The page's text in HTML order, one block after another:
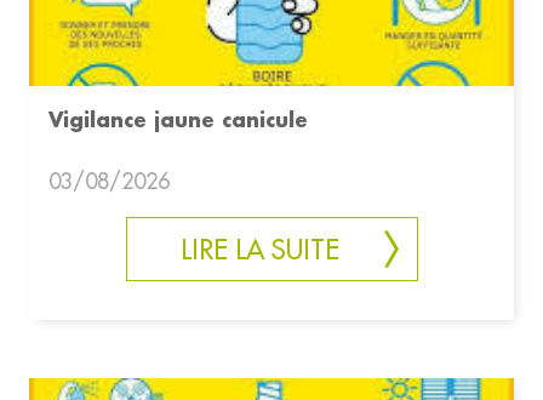
Vigilance jaune canicule
03/08/2026
LIRE LA SUITE